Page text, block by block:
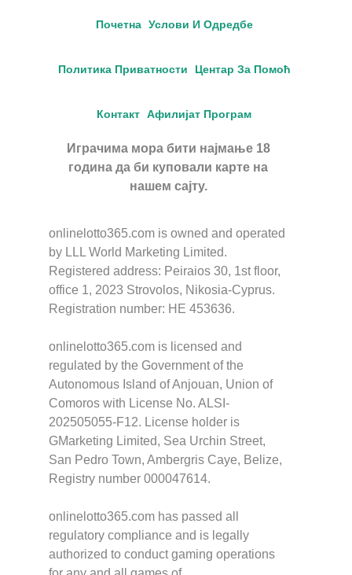
Почетна Услови И Одредбе
Политика Приватности Центар За Помоћ
Контакт Афилијат Програм
Играчима мора бити најмање 18
година да би куповали карте на
нашем сајту.
onlinelotto365.com is owned and operated
by LLL World Marketing Limited.
Registered address: Peiraios 30, 1st floor,
office 1, 2023 Strovolos, Nikosia-Cyprus.
Registration number: HE 453636.
onlinelotto365.com is licensed and
regulated by the Government of the
Autonomous Island of Anjouan, Union of
Comoros with License No. ALSI-
202505055-F12. License holder is
GMarketing Limited, Sea Urchin Street,
San Pedro Town, Ambergris Caye, Belize,
Registry number 000047614.
onlinelotto365.com has passed all
regulatory compliance and is legally
authorized to conduct gaming operations